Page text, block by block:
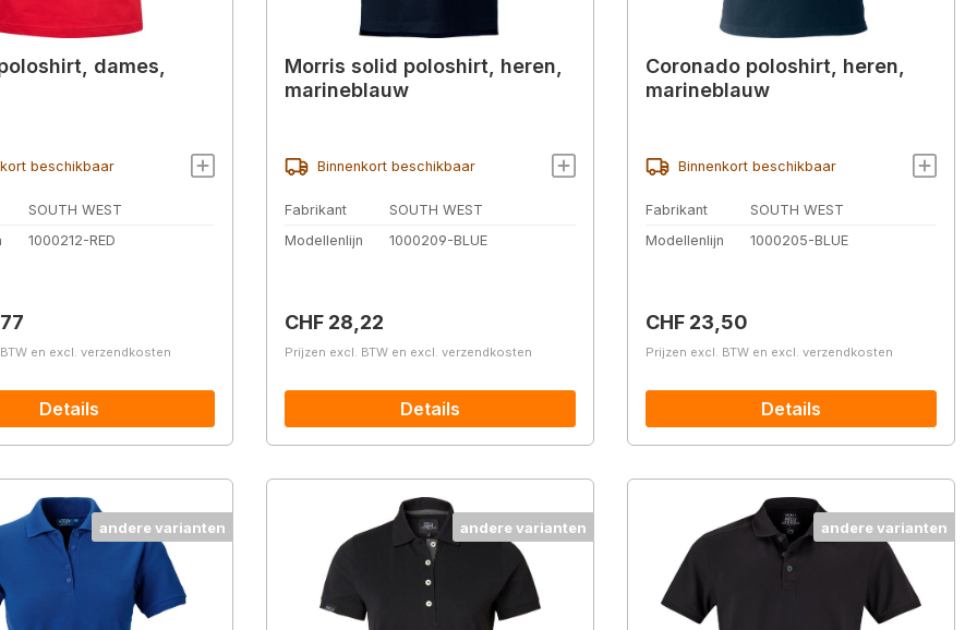
dames,
beschikbaar
SOUTH WEST
1000212-RED
en excl. verzendkosten
Details
Morris solid poloshirt, heren,
marineblauw
Binnenkort beschikbaar
Fabrikant
SOUTH WEST
Modellenlijn
1000209-BLUE
Normale prijs:
CHF 28,22
Prijzen excl. BTW en excl. verzendkosten
Details
Coronado poloshirt, heren,
marineblauw
Binnenkort beschikbaar
Fabrikant
SOUTH WEST
Modellenlijn
1000205-BLUE
Normale prijs:
CHF 23,50
Prijzen excl. BTW en excl. verzendkosten
Details
andere varianten andere varianten andere varianten